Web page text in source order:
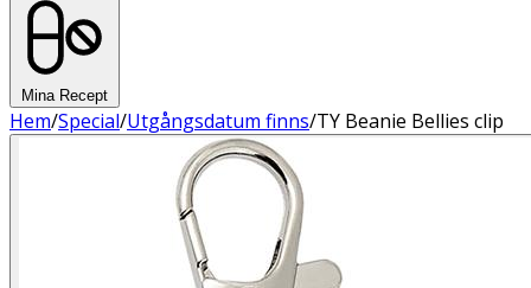
Mina Recept
Hem/Special/Utgångsdatum finns/TY Beanie Bellies clip